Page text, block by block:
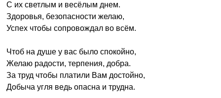
С их светлым и весёлым днем.
Здоровья, безопасности желаю,
Успех чтобы сопровождал во всём.
Чтоб на душе у вас было спокойно,
Желаю радости, терпения, добра.
За труд чтобы платили Вам достойно,
Добыча угля ведь опасна и трудна.